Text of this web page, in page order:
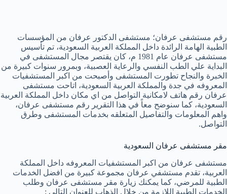
رقم مستشفى عرفان؛ مستشفى الدكتور عرفان من المؤسسات
الطبية الهامة الرائدة داخل المملكة العربية السعودية، تم تأسيس
مستشفى عرفان عام 1981 م، كان يقتصر مجال المستشفى في
البداية علي الطب النفسي والرعاية العصبية، وبمرور سنوات كبيرة من
الخبرة والنجاح تطورت المستشفى وأصبحت من اكبر المستشفيات
المعروفه في جدة والمملكة العربية السعودية، اتاحت مستشفى
عرفان رقم هاتف لامكانية التواصل من اي مكان داخل المملكة العربية
السعودية، كما سنوضح معاً في هذا التقرير رقم مستشفى عرفان،
واهم المعلومات والتفاصيل المتعلقه بخدمات المستشفى وطرق
التواصل.
مقر مستشفى عرفان السعودية
مستشفى عرفان من اكبر المستشفيات المعروفه داخل المملكة
العربية، تقدم مستشفي عرفان مجموعة كبيرة من افضل الخدمات
الطبية للمرضي، كما يمكنك زيارة مقر مستشفى عرفان وطلب
الخدمات الطبية اللازمة من خلال الذهاب للعنوان التالي :